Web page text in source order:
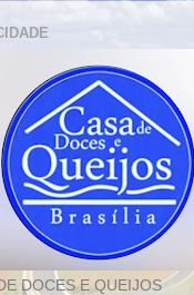
DOCES E QUEIJOS